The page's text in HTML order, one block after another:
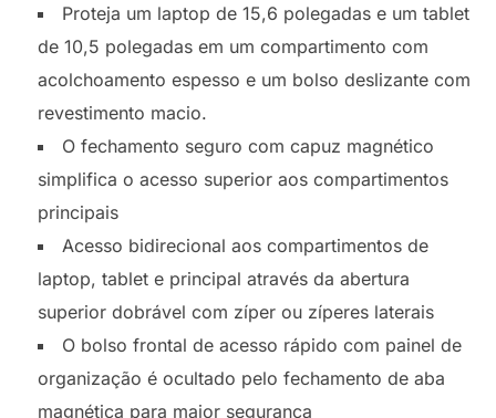
Proteja um laptop de 15,6 polegadas e um tablet
de 10,5 polegadas em um compartimento com
acolchoamento espesso e um bolso deslizante com
revestimento macio.
O fechamento seguro com capuz magnético
simplifica o acesso superior aos compartimentos
principais
Acesso bidirecional aos compartimentos de
laptop, tablet e principal através da abertura
superior dobrável com zíper ou zíperes laterais
O bolso frontal de acesso rápido com painel de
organização é ocultado pelo fechamento de aba
magnética para maior segurança